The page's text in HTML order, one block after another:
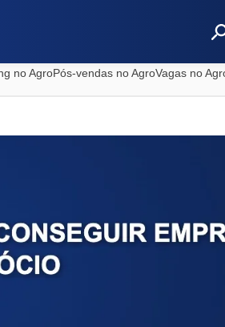
no AgroPós-vendas no AgroVagas no